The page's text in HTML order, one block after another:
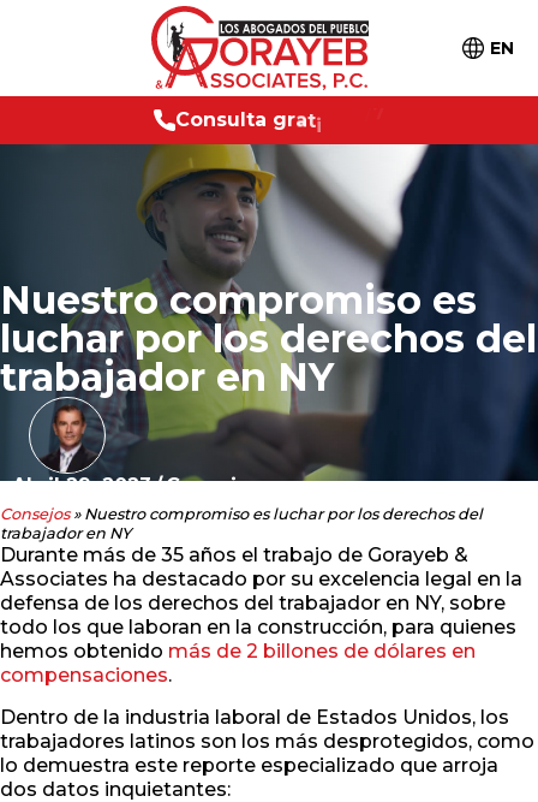
EN
Consulta grati
Nuestro compromiso es
luchar por los derechos del
trabajador en NY
Abril 29, 2023/Consejos
Consejos» Nuestro compromiso es luchar por los derechos del
trabajador en NY
Durante más de 35 años el trabajo de Gorayeb &
Associates ha destacado por su excelencia legal en la
defensa de los derechos del trabajador en NY, sobre
todo los que laboran en la construcción, para quienes
hemos obtenido más de 2 billones de dólares en
compensaciones.
Dentro de la industria laboral de Estados Unidos, los
trabajadores latinos son los más desprotegidos, como
lo demuestra este reporte especializado que arroja
dos datos inquietantes: